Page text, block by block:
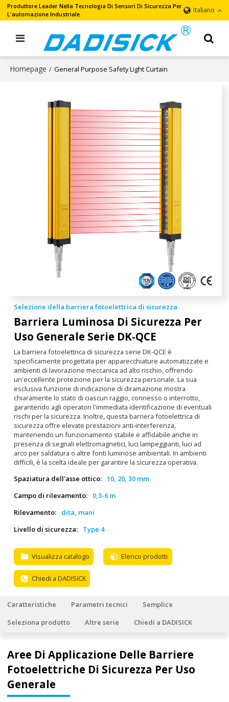
Produttore Leader Nella Tecnologia Di Sensori Di Sicurezza Per
L'automazione Industriale
Italiano
Homepage / General Purpose Safety Light Curtain
Selezione della barriera fotoelettrica di sicurezza
Barriera Luminosa Di Sicurezza Per
Uso Generale Serie DK-QCE
La barriera fotoelettrica di sicurezza serie DK-QCE è
specificamente progettata per apparecchiature automatizzate e
ambienti di lavorazione meccanica ad alto rischio, offrendo
un'eccellente protezione per la sicurezza personale. La sua
esclusiva funzione di indicazione di diramazione mostra
chiaramente lo stato di ciascun raggio, connesso o interrotto,
garantendo agli operatori l'immediata identificazione di eventuali
rischi per la sicurezza. Inoltre, questa barriera fotoelettrica di
sicurezza offre elevate prestazioni anti-interferenza,
mantenendo un funzionamento stabile e affidabile anche in
presenza di segnali elettromagnetici, luci lampeggianti, luci ad
arco per saldatura o altre fonti luminose ambientali. In ambienti
difficili, è la scelta ideale per garantire la sicurezza operativa.
Spaziatura dell'asse ottico: 10, 20, 30 mm
Campo di rilevamento:
0,3-6 m
Rilevamento:
dita, mani
Livello di sicurezza:
Type 4
Visualizza catalogo Elenco prodotti
Chiedi a DADISICK
Caratteristiche Parametri tecnici
Semplice
Seleziona prodotto
Altre serie Chiedi a DADISICK
Aree Di Applicazione Delle Barriere
Fotoelettriche Di Sicurezza Per Uso
Generale